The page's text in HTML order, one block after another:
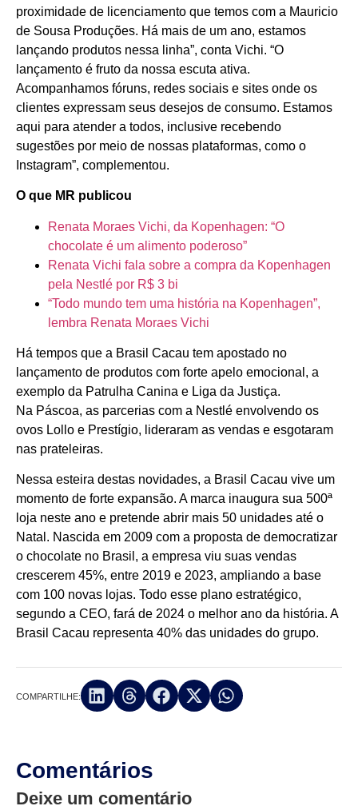
proximidade de licenciamento que temos com a Mauricio
de Sousa Produções. Há mais de um ano, estamos
lançando produtos nessa linha”, conta Vichi. “O
lançamento é fruto da nossa escuta ativa.
Acompanhamos fóruns, redes sociais e sites onde os
clientes expressam seus desejos de consumo. Estamos
aqui para atender a todos, inclusive recebendo
sugestões por meio de nossas plataformas, como o
Instagram”, complementou.
O que MR publicou
Renata Moraes Vichi, da Kopenhagen: “O
chocolate é um alimento poderoso”
Renata Vichi fala sobre a compra da Kopenhagen
pela Nestlé por R$ 3 bi
“Todo mundo tem uma história na Kopenhagen”,
lembra Renata Moraes Vichi
Há tempos que a Brasil Cacau tem apostado no
lançamento de produtos com forte apelo emocional, a
exemplo da Patrulha Canina e Liga da Justiça.
Na Páscoa, as parcerias com a Nestlé envolvendo os
ovos Lollo e Prestígio, lideraram as vendas e esgotaram
nas prateleiras.
Nessa esteira destas novidades, a Brasil Cacau vive um
momento de forte expansão. A marca inaugura sua 500ª
loja neste ano e pretende abrir mais 50 unidades até o
Natal. Nascida em 2009 com a proposta de democratizar
o chocolate no Brasil, a empresa viu suas vendas
crescerem 45%, entre 2019 e 2023, ampliando a base
com 100 novas lojas. Todo esse plano estratégico,
segundo a CEO, fará de 2024 o melhor ano da história. A
Brasil Cacau representa 40% das unidades do grupo.
COMPARTILHE:
Comentários
Deixe um comentário